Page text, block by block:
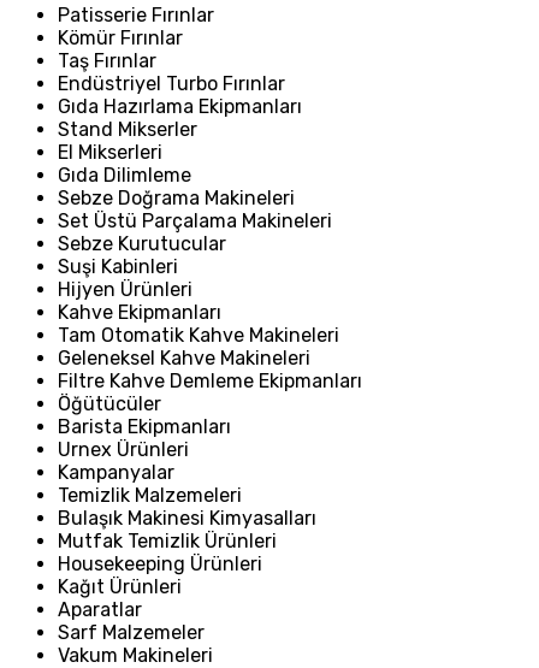
Patisserie Fırınlar
Kömür Fırınlar
Taş Fırınlar
Endüstriyel Turbo Fırınlar
Gıda Hazırlama Ekipmanları
Stand Mikserler
El Mikserleri
Gıda Dilimleme
Sebze Doğrama Makineleri
Set Üstü Parçalama Makineleri
Sebze Kurutucular
Suşi Kabinleri
Hijyen Ürünleri
Kahve Ekipmanları
Tam Otomatik Kahve Makineleri
Geleneksel Kahve Makineleri
Filtre Kahve Demleme Ekipmanları
Öğütücüler
Barista Ekipmanları
Urnex Ürünleri
Kampanyalar
Temizlik Malzemeleri
Bulaşık Makinesi Kimyasalları
Mutfak Temizlik Ürünleri
Housekeeping Ürünleri
Kağıt Ürünleri
Aparatlar
Sarf Malzemeler
Vakum Makineleri